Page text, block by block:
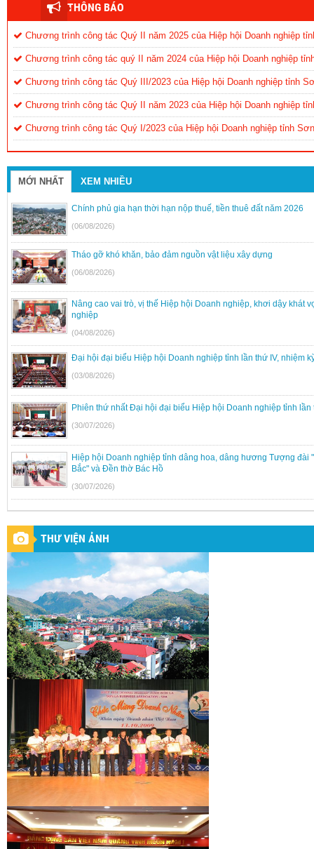
THÔNG BÁO
Chương trình công tác Quý II năm 2025 của Hiệp hội Doanh nghiệp
Chương trình công tác quý II năm 2024 của Hiệp hội Doanh nghiệp
Chương trình công tác Quý III/2023 của Hiệp hội Doanh nghiệp tỉnh
Chương trình công tác Quý II năm 2023 của Hiệp hội Doanh nghiệp
Chương trình công tác Quý I/2023 của Hiệp hội Doanh nghiệp tỉnh
MỚI NHẤT XEM NHIỀU
Chính phủ gia hạn thời hạn nộp thuế, tiền thuê đất năm 2026
(06/08/2026)
Tháo gỡ khó khăn, bảo đảm nguồn vật liệu xây dựng
(06/08/2026)
Nâng cao vai trò, vị thế Hiệp hội Doanh nghiệp, khơi dậy khát
nghiệp
(04/08/2026)
Đại hội đại biểu Hiệp hội Doanh nghiệp tỉnh lần thứ IV, nhiệm
(03/08/2026)
Phiên thứ nhất Đại hội đại biểu Hiệp hội Doanh nghiệp tỉnh lần
(30/07/2026)
Hiệp hội Doanh nghiệp tỉnh dâng hoa, dâng hương Tượng đài
Bắc" và Đền thờ Bác Hồ
(30/07/2026)
THƯ VIỆN ẢNH